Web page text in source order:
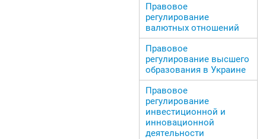
Правовое
регулирование
валютных отношений
Правовое
регулирование высшего
образования в Украине
Правовое
регулирование
инвестиционной и
инновационной
деятельности